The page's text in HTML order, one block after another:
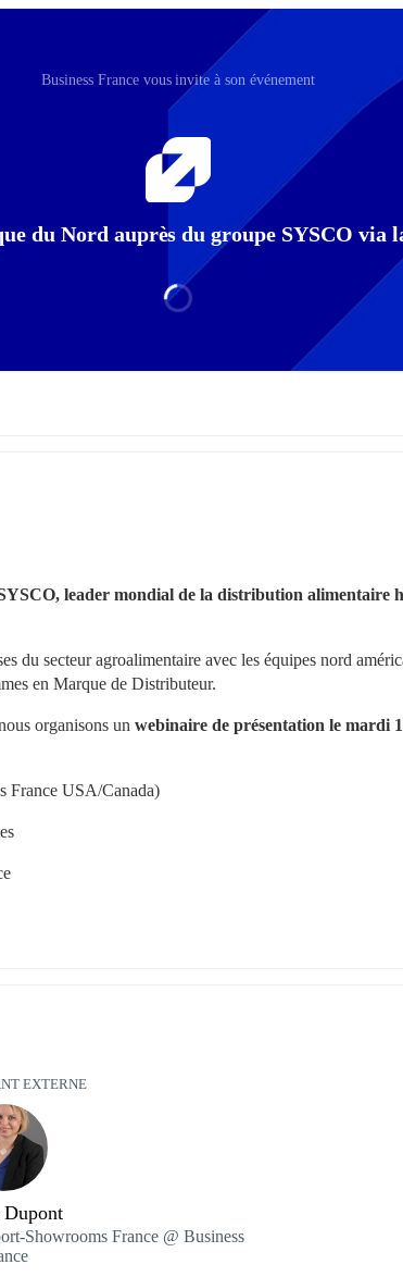
Business France vous invite à son événement
du Nord auprès du groupe SYSCO via
leader mondial de la distribution alimentaire
du secteur agroalimentaire avec les équipes nord
en Marque de Distributeur.
organisons un webinaire de présentation le mardi
France USA/Canada)
EXTERNE
Showrooms France @ Business